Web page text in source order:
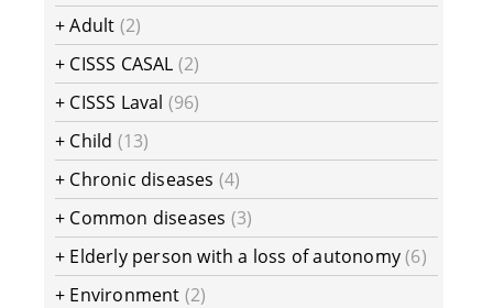
+Adult (2)
+ CISSS CASAL (2)
+ CISSS Laval (96)
+ Child (13)
+ Chronic diseases (4)
+ Common diseases (3)
+ Elderly person with a loss of autonomy(6)
+ Environment (2)